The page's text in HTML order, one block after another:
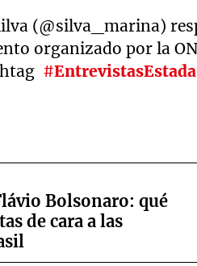
(@silva_marina)
organizado por la
#
Bolsonaro: qué
de cara a las